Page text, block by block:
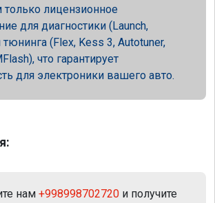
лицензионное
для диагностики (Launch,
(Flex, Kess 3, Autotuner,
что гарантирует
для электроники вашего авто.
нам +998998702720 и получите